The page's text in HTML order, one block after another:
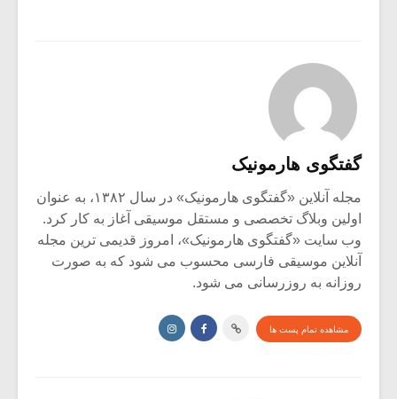
گفتگوی هارمونیک
مجله آنلاین «گفتگوی هارمونیک» در سال ۱۳۸۲، به عنوان
اولین وبلاگ تخصصی و مستقل موسیقی آغاز به کار کرد.
وب سایت «گفتگوی هارمونیک»، امروز قدیمی ترین مجله
آنلاین موسیقی فارسی محسوب می شود که به صورت
روزانه به روزرسانی می شود.
مشاهده تمام پست ها